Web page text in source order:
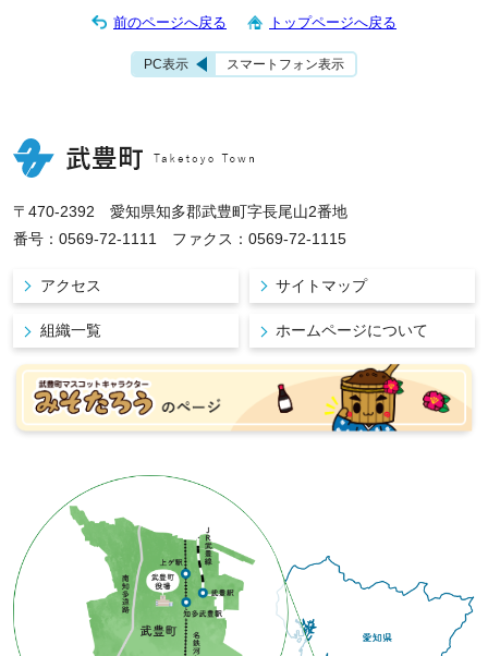
前のページへ戻る トップページへ戻る
PC表示 スマートフォン表示
〒470-2392 愛知県知多郡武豊町字長尾山2番地
番号：0569-72-1111 ファクス：0569-72-1115
アクセス サイトマップ
組織一覧 ホームページについて